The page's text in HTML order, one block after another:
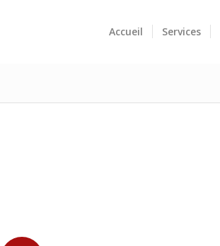
Accueil Services